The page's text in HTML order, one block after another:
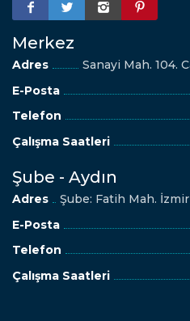
Merkez
Adres
Sanayi Mah. 104.
E-Posta
Telefon
Çalışma Saatleri
Şube - Aydın
Adres
Şube: Fatih Mah.
E-Posta
Telefon
Çalışma Saatleri